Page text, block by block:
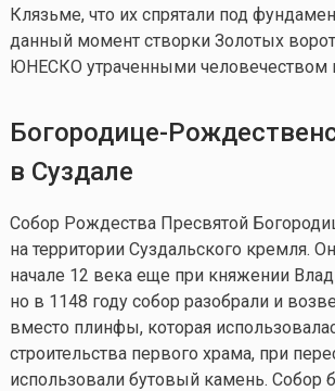
Клязьме, что их спрятали под
данный момент створки Золотых
ЮНЕСКО утраченными человечеством
Богородице-
в Суздале
Собор Рождества Пресвятой
на территории Суздальского кремля.
начале 12 века еще при княжении
но в 1148 году собор разобрали и
вместо плинфы, которая
строительства первого храма, при
использовали бутовый камень.